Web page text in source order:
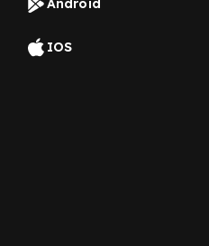
IOS